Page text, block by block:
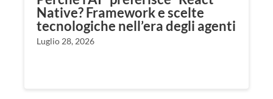
Native? Framework e scelte
tecnologiche nell’era degli agenti
Luglio 28, 2026